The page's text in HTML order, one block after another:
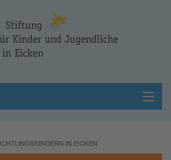
IN EICKEN